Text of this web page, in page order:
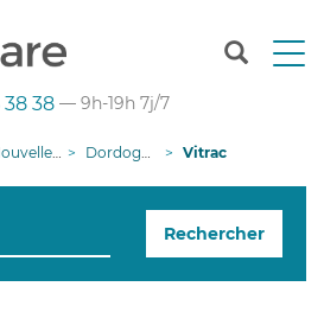
T
n
g
38 — 9h-19h 7j/7
Aquitaine Dordogne Vitrac
Rechercher